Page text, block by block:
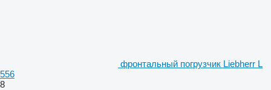
фронтальный погрузчик Liebherr L
556
8